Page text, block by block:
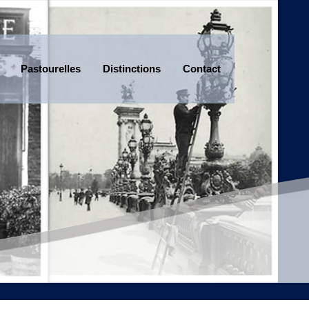
Pastourelles Distinctions Contact